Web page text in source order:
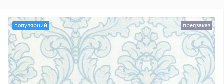
популярний предзаказ